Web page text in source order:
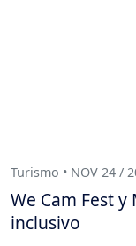
Turismo • NOV 24 /
We Cam Fest
inclusivo